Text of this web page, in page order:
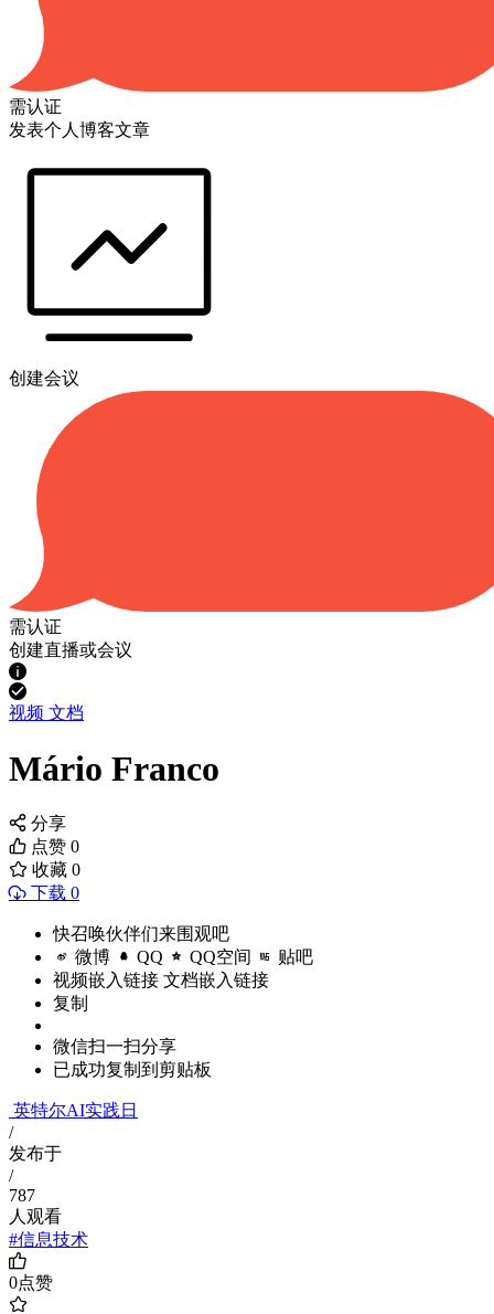
需认证
发表个人博客文章
创建会议
需认证
创建直播或会议
视频 文档
Mário Franco
分享
点赞 0
收藏 0
下载 0
快召唤伙伴们来围观吧
微博 QQ QQ空间 贴吧
视频嵌入链接 文档嵌入链接
复制
微信扫一扫分享
已成功复制到剪贴板
英特尔AI实践日
/
发布于
/
787
人观看
#信息技术
0点赞